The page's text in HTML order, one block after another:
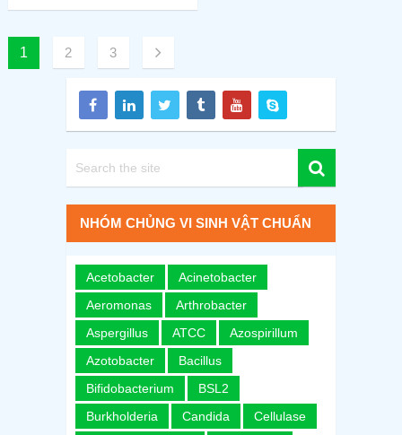
1 2 3
NHÓM CHỦNG VI SINH VẬT CHUẨN
Acetobacter
Acinetobacter
Aeromonas
Arthrobacter
Aspergillus
ATCC
Azospirillum
Azotobacter
Bacillus
Bifidobacterium
BSL2
Burkholderia
Candida Cellulase